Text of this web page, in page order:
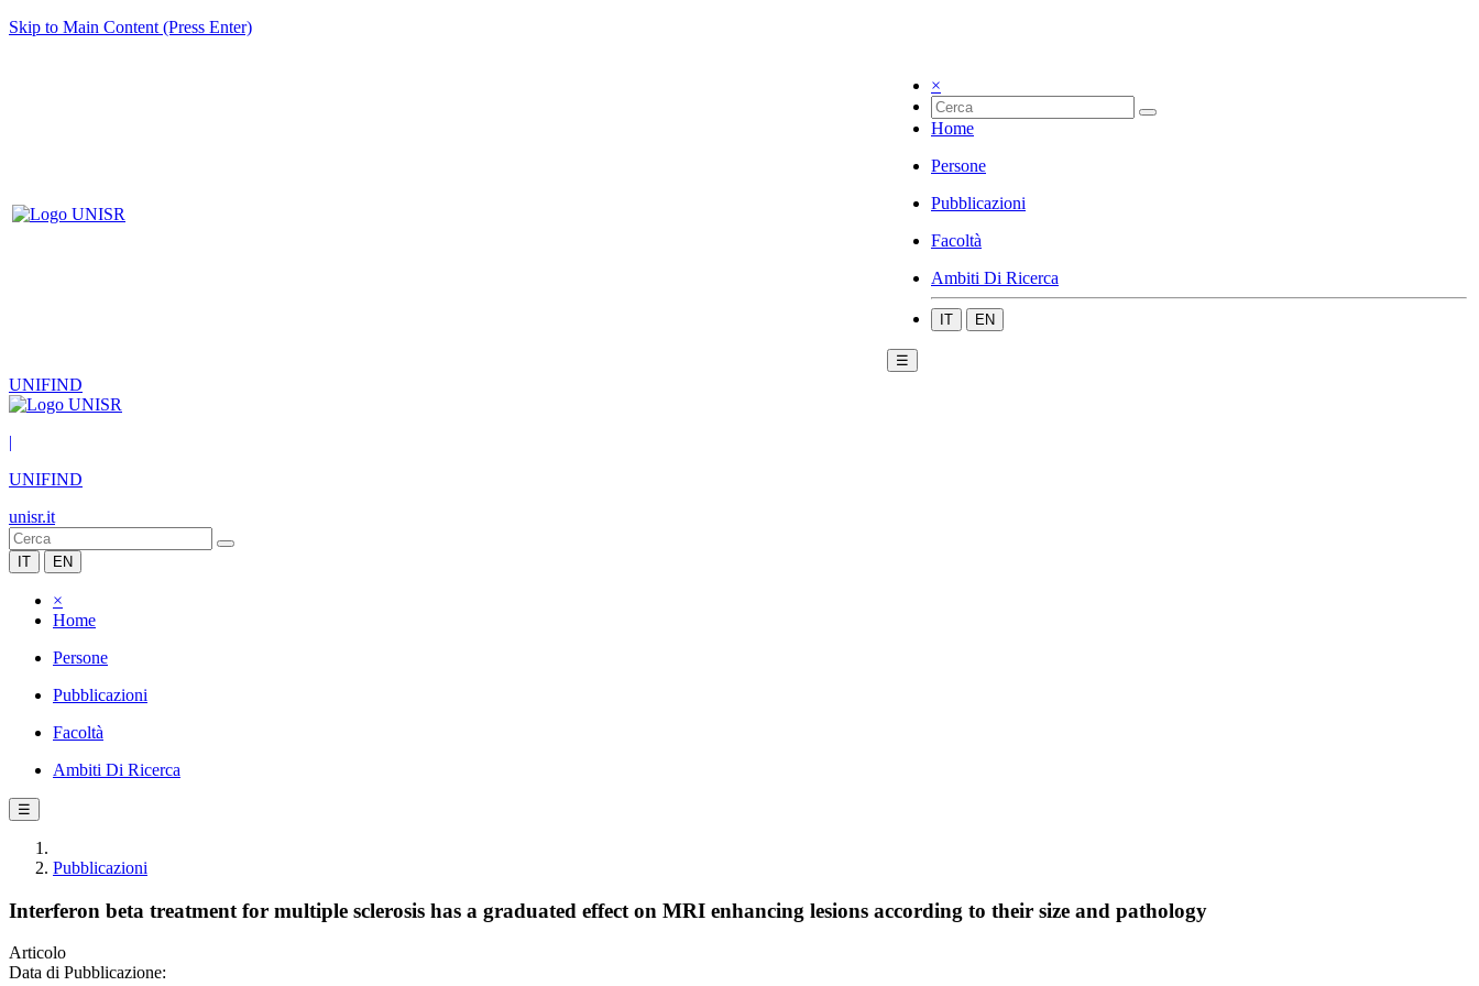
Skip to Main Content (Press Enter)
×
Home
Persone
Pubblicazioni
Facoltà
Ambiti Di Ricerca
IT EN
☰
UNIFIND
|
UNIFIND
unisr.it
IT EN
×
Home
Persone
Pubblicazioni
Facoltà
Ambiti Di Ricerca
☰
Pubblicazioni
Interferon beta treatment for multiple sclerosis has a graduated effect on MRI enhancing lesions according to their size and pathology
Articolo
Data di Pubblicazione: